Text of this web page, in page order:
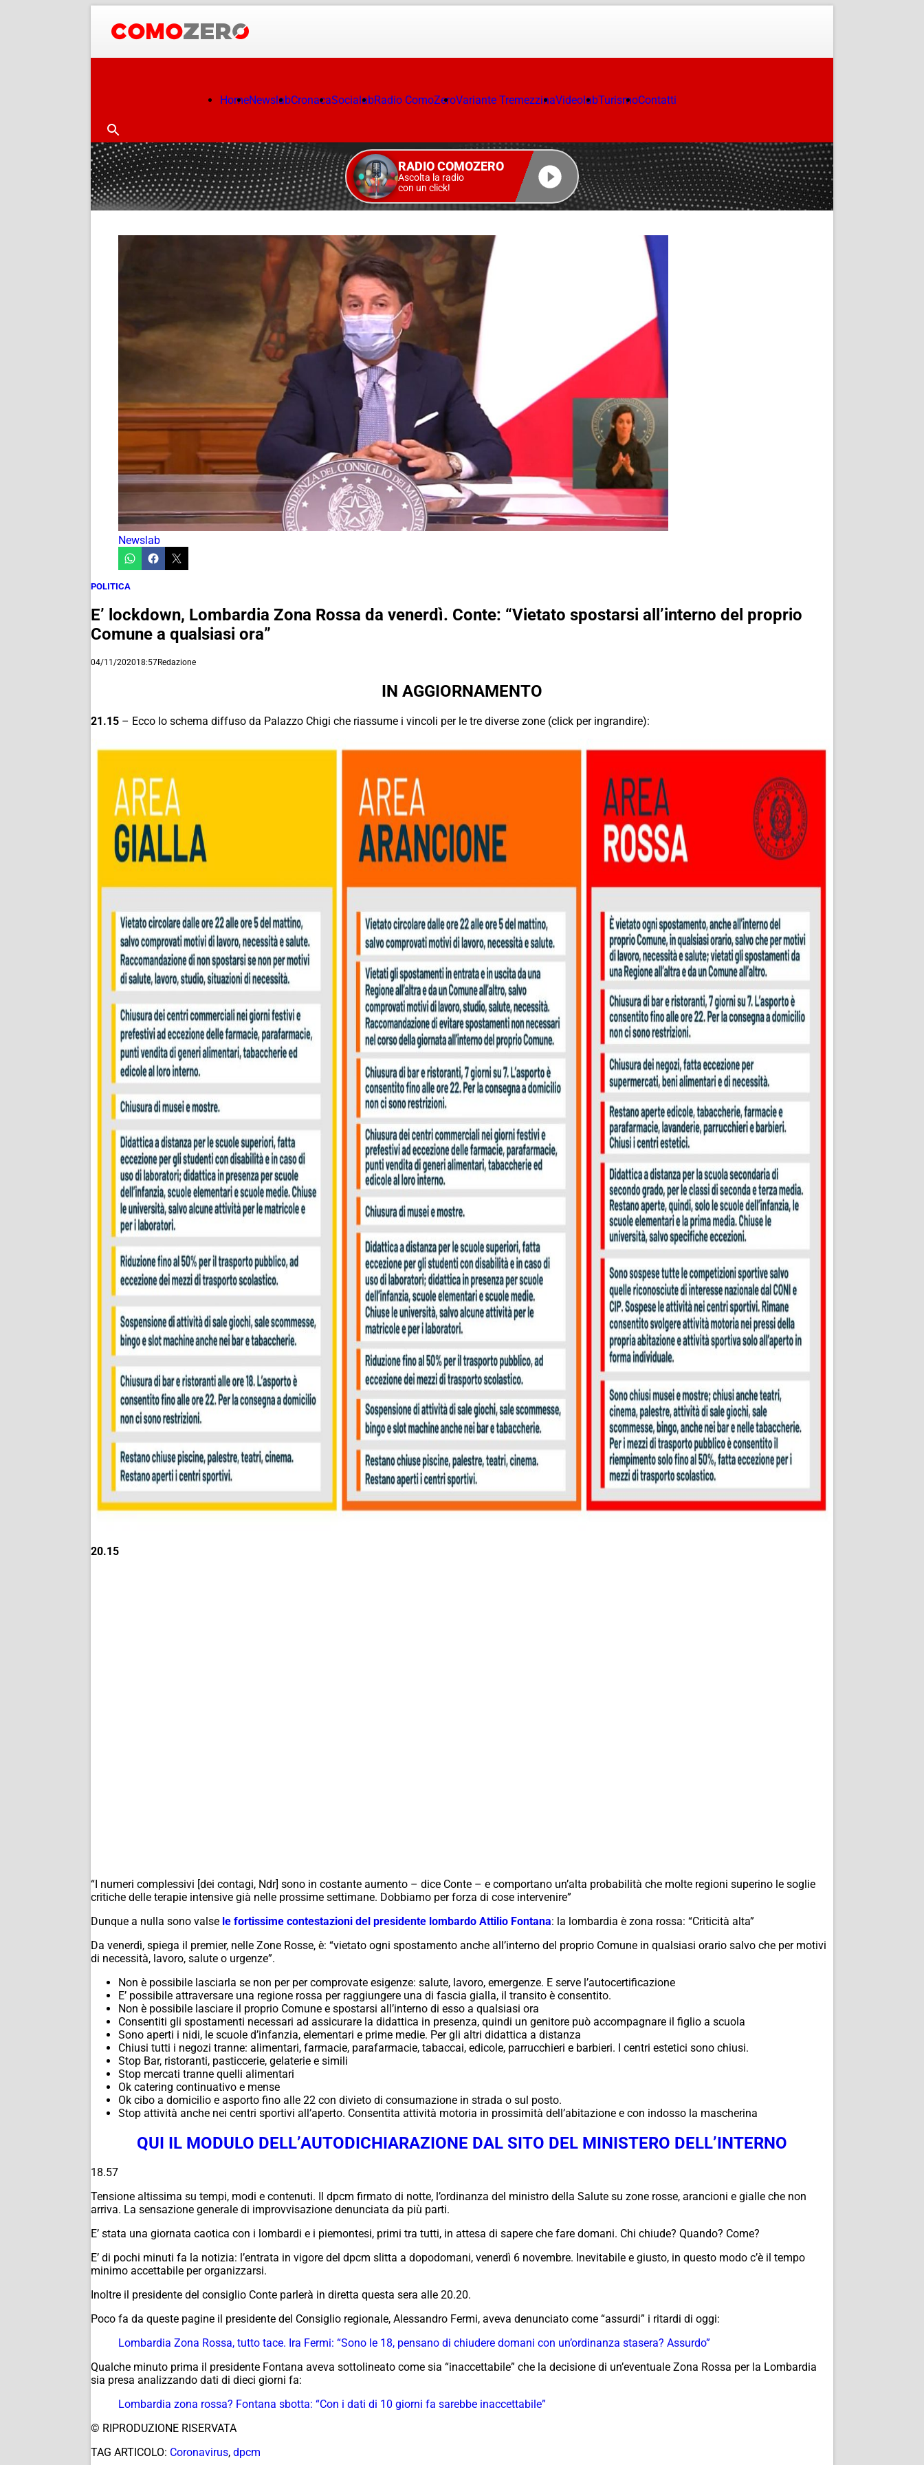
HomeNewslabCronacaSocialabRadio ComoZeroVariante TremezzinaVideolabTurismoContatti
RADIO COMOZERO
Ascolta la radio
con un click!
Newslab
POLITICA
E’ lockdown, Lombardia Zona Rossa da venerdì. Conte: “Vietato spostarsi all’interno del proprio
Comune a qualsiasi ora”
04/11/202018:57Redazione
IN AGGIORNAMENTO
21.15 – Ecco lo schema diffuso da Palazzo Chigi che riassume i vincoli per le tre diverse zone (click per ingrandire):
20.15
“I numeri complessivi [dei contagi, Ndr] sono in costante aumento – dice Conte – e comportano un’alta probabilità che molte regioni superino le soglie
critiche delle terapie intensive già nelle prossime settimane. Dobbiamo per forza di cose intervenire”
Dunque a nulla sono valse le fortissime contestazioni del presidente lombardo Attilio Fontana: la lombardia è zona rossa: “Criticità alta”
Da venerdì, spiega il premier, nelle Zone Rosse, è: “vietato ogni spostamento anche all’interno del proprio Comune in qualsiasi orario salvo che per motivi
di necessità, lavoro, salute o urgenze”.
Non è possibile lasciarla se non per per comprovate esigenze: salute, lavoro, emergenze. E serve l’autocertificazione
E’ possibile attraversare una regione rossa per raggiungere una di fascia gialla, il transito è consentito.
Non è possibile lasciare il proprio Comune e spostarsi all’interno di esso a qualsiasi ora
Consentiti gli spostamenti necessari ad assicurare la didattica in presenza, quindi un genitore può accompagnare il figlio a scuola
Sono aperti i nidi, le scuole d’infanzia, elementari e prime medie. Per gli altri didattica a distanza
Chiusi tutti i negozi tranne: alimentari, farmacie, parafarmacie, tabaccai, edicole, parrucchieri e barbieri. I centri estetici sono chiusi.
Stop Bar, ristoranti, pasticcerie, gelaterie e simili
Stop mercati tranne quelli alimentari
Ok catering continuativo e mense
Ok cibo a domicilio e asporto fino alle 22 con divieto di consumazione in strada o sul posto.
Stop attività anche nei centri sportivi all’aperto. Consentita attività motoria in prossimità dell’abitazione e con indosso la mascherina
QUI IL MODULO DELL’AUTODICHIARAZIONE DAL SITO DEL MINISTERO DELL’INTERNO
18.57
Tensione altissima su tempi, modi e contenuti. Il dpcm firmato di notte, l’ordinanza del ministro della Salute su zone rosse, arancioni e gialle che non
arriva. La sensazione generale di improvvisazione denunciata da più parti.
E’ stata una giornata caotica con i lombardi e i piemontesi, primi tra tutti, in attesa di sapere che fare domani. Chi chiude? Quando? Come?
E’ di pochi minuti fa la notizia: l’entrata in vigore del dpcm slitta a dopodomani, venerdì 6 novembre. Inevitabile e giusto, in questo modo c’è il tempo
minimo accettabile per organizzarsi.
Inoltre il presidente del consiglio Conte parlerà in diretta questa sera alle 20.20.
Poco fa da queste pagine il presidente del Consiglio regionale, Alessandro Fermi, aveva denunciato come “assurdi” i ritardi di oggi:
Lombardia Zona Rossa, tutto tace. Ira Fermi: “Sono le 18, pensano di chiudere domani con un’ordinanza stasera? Assurdo”
Qualche minuto prima il presidente Fontana aveva sottolineato come sia “inaccettabile” che la decisione di un’eventuale Zona Rossa per la Lombardia
sia presa analizzando dati di dieci giorni fa:
Lombardia zona rossa? Fontana sbotta: “Con i dati di 10 giorni fa sarebbe inaccettabile”
© RIPRODUZIONE RISERVATA
TAG ARTICOLO: Coronavirus, dpcm